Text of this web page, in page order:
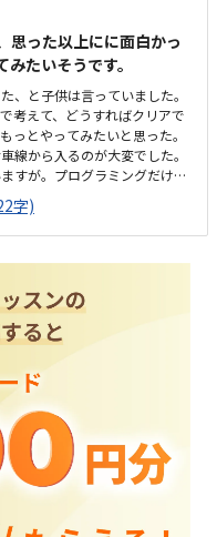
思った以上にに面白かっ
たいそうです。
、と子供は言っていました。
考えて、どうすればクリアで
っとやってみたいと思った。
線から入るのが大変でした。
すが。プログラミングだけで
に勉強していると思いまし
などお金がかかるのでこのく
、もう少し安くなるといいな
字)